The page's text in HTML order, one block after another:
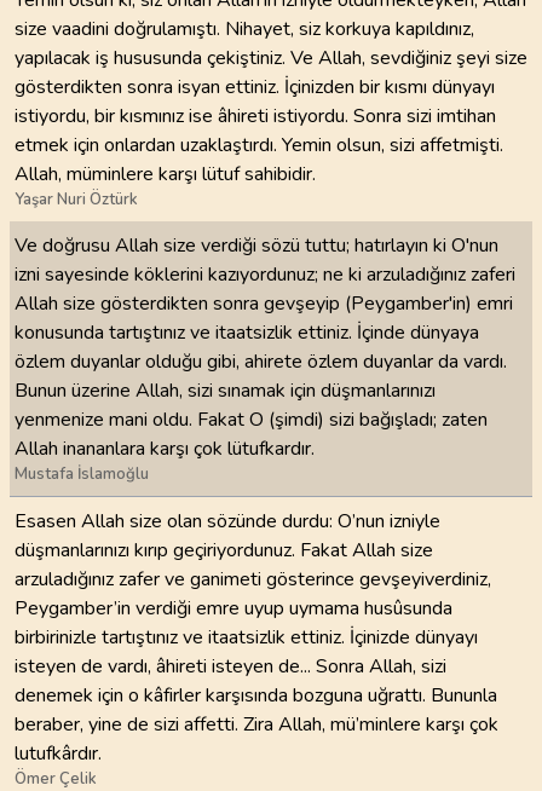
size vaadini doğrulamıştı. Nihayet, siz korkuya kapıldınız,
yapılacak iş hususunda çekiştiniz. Ve Allah, sevdiğiniz şeyi size
gösterdikten sonra isyan ettiniz. İçinizden bir kısmı dünyayı
istiyordu, bir kısmınız ise âhireti istiyordu. Sonra sizi imtihan
etmek için onlardan uzaklaştırdı. Yemin olsun, sizi affetmişti.
Allah, müminlere karşı lütuf sahibidir.
Yaşar Nuri Öztürk
Ve doğrusu Allah size verdiği sözü tuttu; hatırlayın ki O'nun
izni sayesinde köklerini kazıyordunuz; ne ki arzuladığınız zaferi
Allah size gösterdikten sonra gevşeyip (Peygamber'in) emri
konusunda tartıştınız ve itaatsizlik ettiniz. İçinde dünyaya
özlem duyanlar olduğu gibi, ahirete özlem duyanlar da vardı.
Bunun üzerine Allah, sizi sınamak için düşmanlarınızı
yenmenize mani oldu. Fakat O (şimdi) sizi bağışladı; zaten
Allah inananlara karşı çok lütufkardır.
Mustafa İslamoğlu
Esasen Allah size olan sözünde durdu: O’nun izniyle
düşmanlarınızı kırıp geçiriyordunuz. Fakat Allah size
arzuladığınız zafer ve ganimeti gösterince gevşeyiverdiniz,
Peygamber’in verdiği emre uyup uymama husûsunda
birbirinizle tartıştınız ve itaatsizlik ettiniz. İçinizde dünyayı
isteyen de vardı, âhireti isteyen de... Sonra Allah, sizi
denemek için o kâfirler karşısında bozguna uğrattı. Bununla
beraber, yine de sizi affetti. Zira Allah, mü’minlere karşı çok
lutufkârdır.
Ömer Çelik